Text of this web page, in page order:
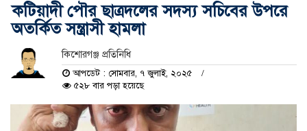
কটিয়াদী পৌর ছাত্রদলের সদস্য সচিবের উপরে
অতর্কিত সন্ত্রাসী হামলা
কিশোরগঞ্জ প্রতিনিধি
আপডেট : সোমবার, ৭ জুলাই, ২০২৫
৫২৮ বার পড়া হয়েছে